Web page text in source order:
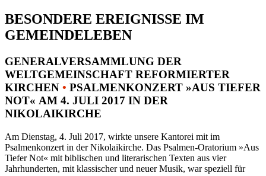
BESONDERE EREIGNISSE IM
GEMEINDELEBEN
GENERALVERSAMMLUNG DER
WELTGEMEINSCHAFT REFORMIERTER
KIRCHEN • PSALMENKONZERT »AUS TIEFER
NOT« AM 4. JULI 2017 IN DER
NIKOLAIKIRCHE
Am Dienstag, 4. Juli 2017, wirkte unsere Kantorei mit im
Psalmenkonzert in der Nikolaikirche. Das Psalmen-Oratorium »Aus
Tiefer Not« mit biblischen und literarischen Texten aus vier
Jahrhunderten, mit klassischer und neuer Musik, war speziell für